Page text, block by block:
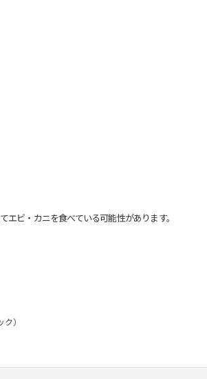
ビ・カニを食べている可能性があります。
）